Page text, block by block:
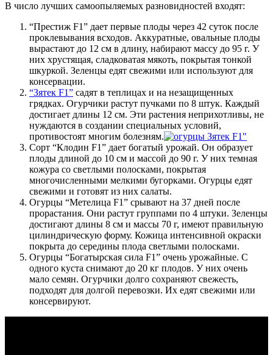
В число лучших самоопыляемых разновидностей входят:
“Престиж F1” дает первые плоды через 42 суток после
проклевывания всходов. Аккуратные, овальные плоды
вырастают до 12 см в длину, набирают массу до 95 г. У
них хрустящая, сладковатая мякоть, покрытая тонкой
шкуркой. Зеленцы едят свежими или используют для
консервации.
“Зятек F1” садят в теплицах и на незащищенных
грядках. Огурчики растут пучками по 8 штук. Каждый
достигает длины 12 см. Эти растения неприхотливы, не
нуждаются в создании специальных условий,
противостоят многим болезням.
Сорт “Клодин F1” дает богатый урожай. Он образует
плоды длиной до 10 см и массой до 90 г. У них темная
кожура со светлыми полосками, покрытая
многочисленными мелкими бугорками. Огурцы едят
свежими и готовят из них салаты.
Огурцы “Метелица F1” срывают на 37 дней после
прорастания. Они растут группами по 4 штуки. Зеленцы
достигают длины 8 см и массы 70 г, имеют правильную
цилиндрическую форму. Кожица интенсивной окраски
покрыта до середины плода светлыми полосками.
Огурцы “Богатырская сила F1” очень урожайные. С
одного куста снимают до 20 кг плодов. У них очень
мало семян. Огурчики долго сохраняют свежесть,
подходят для долгой перевозки. Их едят свежими или
консервируют.